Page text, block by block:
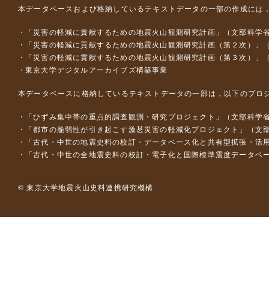
本データベースおよび格納しているテキストデータの一部の作成には
「災害の軽減に貢献するための地震火山観測研究計画」（文部科学
「災害の軽減に貢献するための地震火山観測研究計画（第２次）」
「災害の軽減に貢献するための地震火山観測研究計画（第３次）」
東京大学デジタルアーカイブズ構築事業
本データベースに格納しているテキストデータの一部は，以下のプロ
「ひずみ集中帯の重点的調査観測・研究プロジェクト」（文部科
「都市の脆弱性が引き起こす激甚災害の軽減化プロジェクト」（
「古代・中世の地震史料の校訂・データベース化と共有型拡張・
「古代・中世の全地震史料の校訂・電子化と国際標準震度データ
© 東京大学地震火山史料連携研究機構